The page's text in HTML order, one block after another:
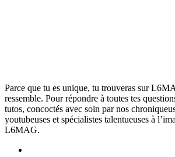
Parce que tu es unique, tu trouveras sur
ressemble. Pour répondre à toutes tes
tutos, concoctés avec soin par nos
youtubeuses et spécialistes talentueuses à
L6MAG.